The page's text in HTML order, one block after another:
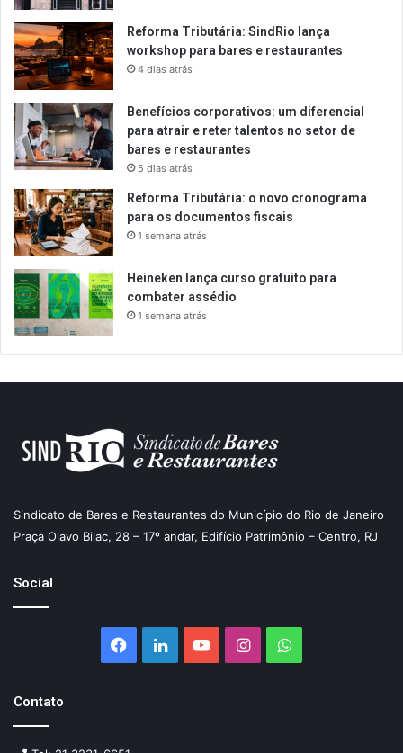
Reforma Tributária: SindRio lança
workshop para bares e restaurantes
4 dias atrás
Benefícios corporativos: um diferencial
para atrair e reter talentos no setor de
bares e restaurantes
5 dias atrás
Reforma Tributária: o novo cronograma
para os documentos fiscais
1 semana atrás
Heineken lança curso gratuito para
combater assédio
1 semana atrás
Sindicato de Bares e Restaurantes do Município do Rio de Janeiro
Praça Olavo Bilac, 28 – 17º andar, Edifício Patrimônio – Centro, RJ
Social
Facebook
LinkedinYouTubeInstagramWhatsApp
Contato